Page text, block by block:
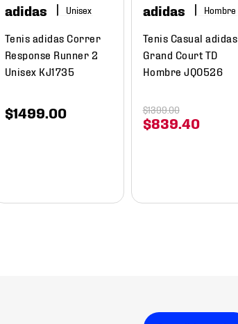
adidas
Tenis adidas Correr
Response Runner 2
Unisex KJ1735
$1499 00
adidas Hombre
Tenis Casual adidas
Grand Court TD
Hombre JQ0526
$839 40
$1399.00